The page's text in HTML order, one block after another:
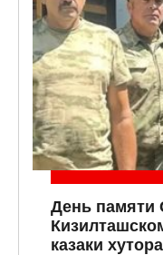
День памяти
казаки